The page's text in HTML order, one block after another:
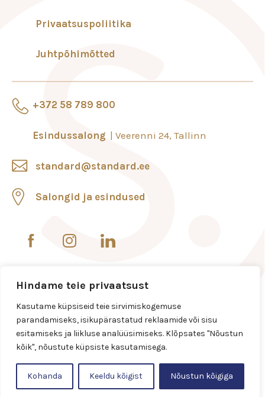
Hindame teie privaatsust
Kasutame küpsiseid teie sirvimiskogemuse
parandamiseks, isikupärastatud reklaamide või sisu
esitamiseks ja liikluse analüüsimiseks. Klõpsates "Nõustun
kõik", nõustute küpsiste kasutamisega.
Kohanda Keeldu kõigist Nõustun kõigiga
+372 58 789 800
Esindussalong Veerenni 24, Tallinn
standard@standard.ee
Salongid ja esindused
Privaatsuspoliitika
Juhtpõhimõtted